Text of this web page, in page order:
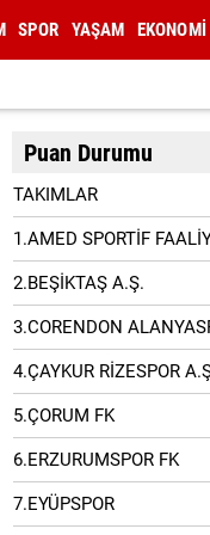
SPOR YAŞAM EKONOMİ
Puan Durumu
TAKIMLAR
1.AMED SPORTİF
2.BEŞİKTAŞ A.Ş.
3.CORENDON
4.ÇAYKUR RİZESPOR
5.ÇORUM FK
6.ERZURUMSPOR FK
7.EYÜPSPOR